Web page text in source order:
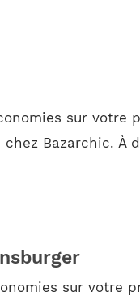
sur
Bazarchic. À
sur